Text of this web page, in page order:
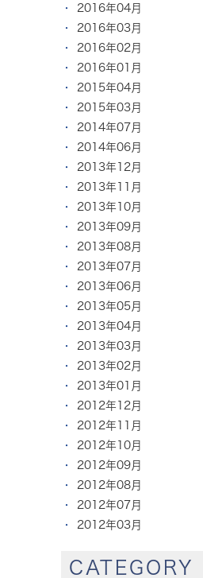
2016年04月
2016年03月
2016年02月
2016年01月
2015年04月
2015年03月
2014年07月
2014年06月
2013年12月
2013年11月
2013年10月
2013年09月
2013年08月
2013年07月
2013年06月
2013年05月
2013年04月
2013年03月
2013年02月
2013年01月
2012年12月
2012年11月
2012年10月
2012年09月
2012年08月
2012年07月
2012年03月
CATEGORY